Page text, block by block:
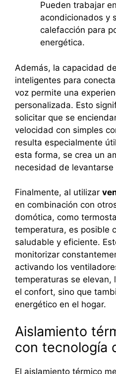
Pueden trabajar
acondicionados y
calefacción para
energética.
Además, la capacidad
inteligentes para
voz permite una
personalizada. Esto
solicitar que se
velocidad con simples
resulta especialmente
esta forma, se crea un
necesidad de levantarse
Finalmente, al utilizar
en combinación con
domótica, como
temperatura, es posible
saludable y eficiente.
monitorizar
activando los
temperaturas se elevan,
el confort, sino que
energético en el hogar.
Aislamiento
con tecnología
El aislamiento térmico